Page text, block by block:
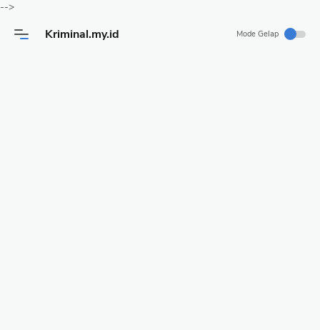
-->
Kriminal.my.id Mode Gelap